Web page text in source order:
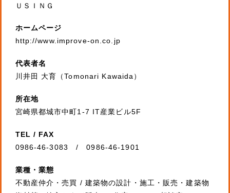
ＵＳＩＮＧ
ホームページ
http://www.improve-on.co.jp
代表者名
川井田 大育（Tomonari Kawaida）
所在地
宮崎県都城市中町1-7 IT産業ビル5F
TEL / FAX
0986-46-3083 / 0986-46-1901
業種・業態
不動産仲介・売買 / 建築物の設計・施工・販売・建築物